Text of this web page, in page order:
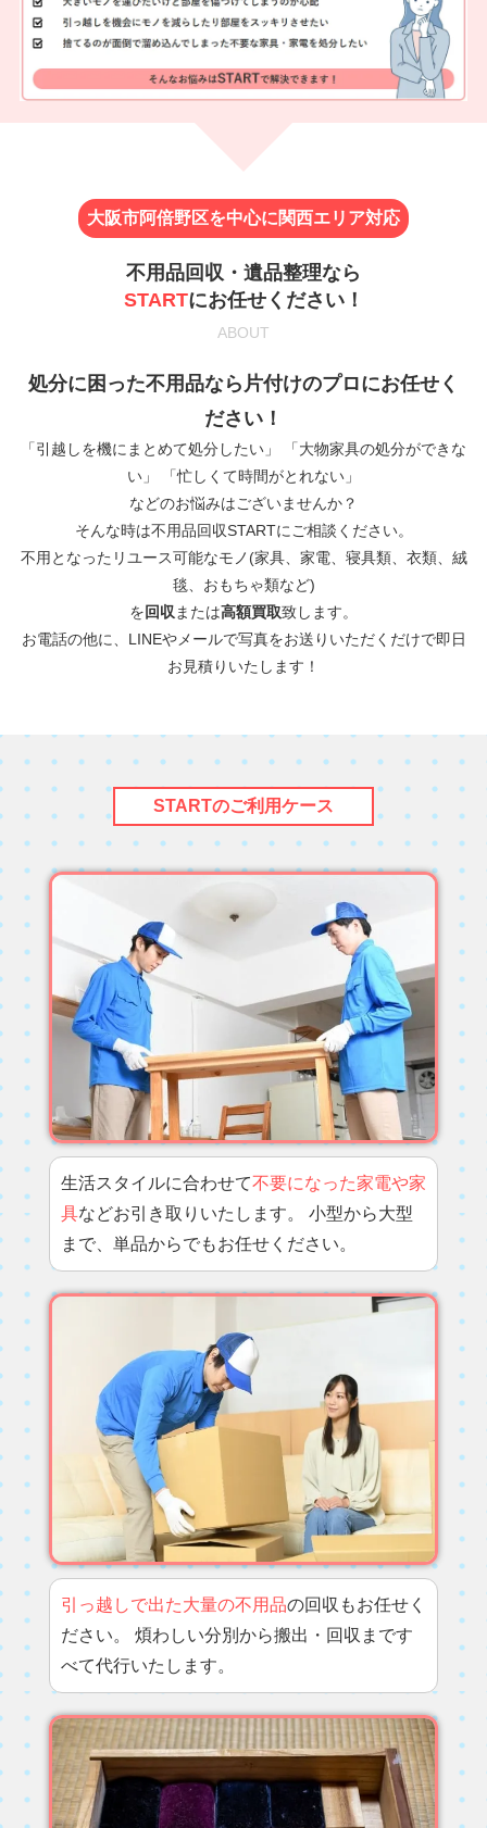
大阪市阿倍野区を中心に関西エリア対応
不用品回収・遺品整理なら
STARTにお任せください！
ABOUT
処分に困った不用品なら片付けのプロにお任せく
ださい！
「引越しを機にまとめて処分したい」 「大物家具の処分ができな
い」 「忙しくて時間がとれない」
などのお悩みはございませんか？
そんな時は不用品回収STARTにご相談ください。
不用となったリユース可能なモノ(家具、家電、寝具類、衣類、絨
毯、おもちゃ類など)
を回収 または高額買取致します。
お電話の他に、LINEやメールで写真をお送りいただくだけで即日
お見積りいたします！
STARTのご利用ケース
生活スタイルに合わせて不要になった家電や家
具などお引き取りいたします。 小型から大型
まで、単品からでもお任せください。
引っ越しで出た大量の不用品の回収もお任せく
ださい。 煩わしい分別から搬出・回収まです
べて代行いたします。